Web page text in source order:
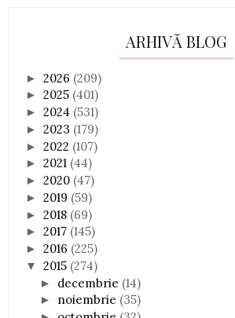
ARHIVĂ BLOG
►2026 (209)
►2025 (401)
►2024 (531)
►2023 (179)
►2022 (107)
►2021 (44)
►2020 (47)
►2019 (59)
►2018 (69)
►2017 (145)
►2016 (225)
▼2015 (274)
► decembrie (14)
► noiembrie (35)